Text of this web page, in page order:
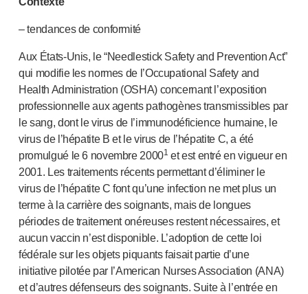
– tendances de conformité
Aux États-Unis, le “Needlestick Safety and Prevention Act”
qui modifie les normes de l’Occupational Safety and
Health Administration (OSHA) concernant l’exposition
professionnelle aux agents pathogènes transmissibles par
le sang, dont le virus de l’immunodéficience humaine, le
virus de l’hépatite B et le virus de l’hépatite C, a été
promulgué le 6 novembre 20001 et est entré en vigueur en
2001. Les traitements récents permettant d’éliminer le
virus de l’hépatite C font qu’une infection ne met plus un
terme à la carrière des soignants, mais de longues
périodes de traitement onéreuses restent nécessaires, et
aucun vaccin n’est disponible. L’adoption de cette loi
fédérale sur les objets piquants faisait partie d’une
initiative pilotée par l’American Nurses Association (ANA)
et d’autres défenseurs des soignants. Suite à l’entrée en